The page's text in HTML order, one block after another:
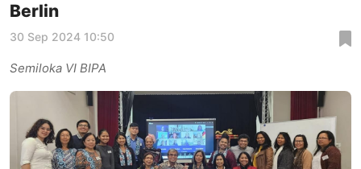
Berlin
30 Sep 2024 10:50
Semiloka VI BIPA